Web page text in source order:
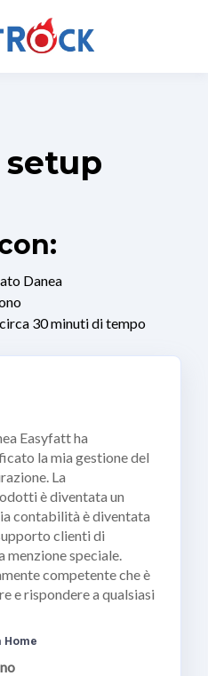
Danea
30 minuti di tempo
Easyfatt ha
la mia gestione del
La
è diventata un
contabilità è diventata
clienti di
speciale.
competente che è
e rispondere a qualsiasi
Home